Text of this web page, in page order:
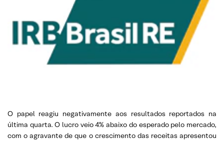
O papel reagiu negativamente aos resultados reportados na
última quarta. O lucro veio 4% abaixo do esperado pelo mercado,
com o agravante de que o crescimento das receitas apresentou